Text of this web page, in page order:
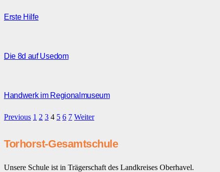
Erste Hilfe
Die 8d auf Usedom
Handwerk im Regionalmuseum
Previous 1 2 3 4 5 6 7 Weiter
Torhorst-Gesamtschule
Unsere Schule ist in Trägerschaft des Landkreises Oberhavel.